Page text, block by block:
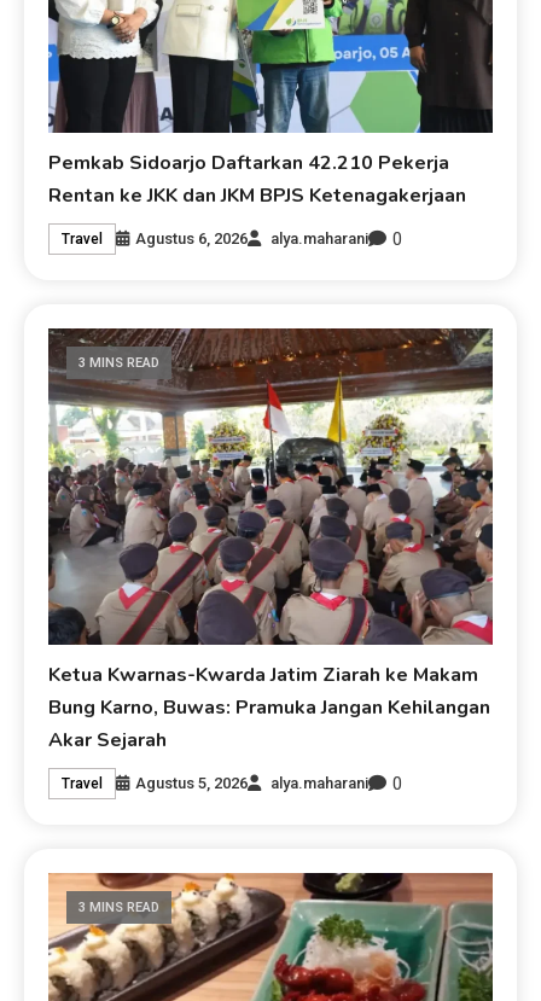
Pemkab Sidoarjo Daftarkan 42.210 Pekerja
Rentan ke JKK dan JKM BPJS Ketenagakerjaan
Travel Agustus 6, 2026 alya.maharani 0
3 MINS READ
Ketua Kwarnas-Kwarda Jatim Ziarah ke Makam
Bung Karno, Buwas: Pramuka Jangan Kehilangan
Akar Sejarah
Travel Agustus 5, 2026 alya.maharani 0
3 MINS READ